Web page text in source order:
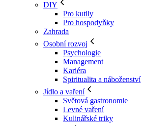
DIY
Pro kutily
Pro hospodyňky
Zahrada
Osobní rozvoj
Psychologie
Management
Kariéra
Spiritualita a náboženství
Jídlo a vaření
Světová gastronomie
Levné vaření
Kulinářské triky